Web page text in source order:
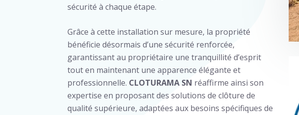
sécurité à chaque étape.
Grâce à cette installation sur mesure, la propriété
bénéficie désormais d’une sécurité renforcée,
garantissant au propriétaire une tranquillité d’esprit
tout en maintenant une apparence élégante et
professionnelle. CLOTURAMA SN réaffirme ainsi son
expertise en proposant des solutions de clôture de
qualité supérieure, adaptées aux besoins spécifiques de